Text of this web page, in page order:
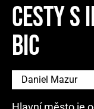
CESTY S
BIC
Daniel Mazur